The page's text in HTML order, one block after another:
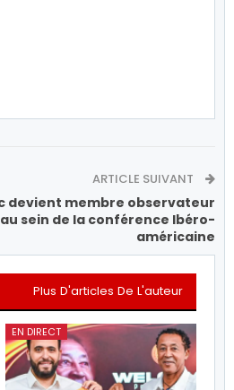
ARTICLE SUIVANT
devient membre observateur
sein de la conférence Ibéro-
américaine
Plus D'articles De L'auteur
EN DIRECT